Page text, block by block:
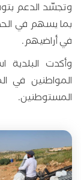
وتجسّد الدعم
بما يسهم في الحد
في أراضيهم.
وأكدت البلدية
المواطنين في
المستوطنين.